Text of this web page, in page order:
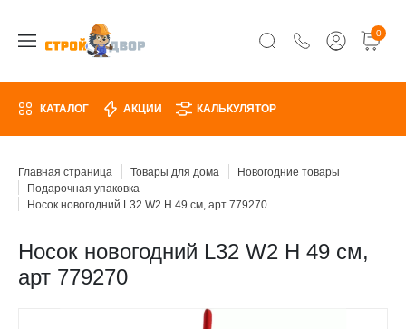
0
КАТАЛОГ АКЦИИ КАЛЬКУЛЯТОР
Главная страница Товары для дома
Новогодние товары
Подарочная упаковка
Носок новогодний L32 W2 H 49 см, арт 779270
Носок новогодний L32 W2 H 49 см,
арт 779270